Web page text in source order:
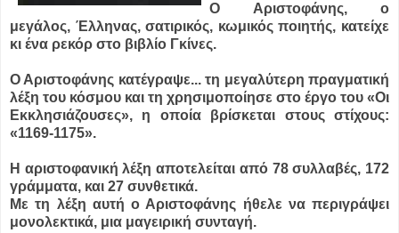
Ο Αριστοφάνης, ο
μεγάλος, Έλληνας, σατιρικός, κωμικός ποιητής, κατείχε
κι ένα ρεκόρ στο βιβλίο Γκίνες.
Ο Αριστοφάνης κατέγραψε...τη μεγαλύτερη πραγματική
λέξη του κόσμου και τη χρησιμοποίησε στο έργο του «Οι
Εκκλησιάζουσες», η οποία βρίσκεται στους στίχους:
«1169-1175».
Η αριστοφανική λέξη αποτελείται από 78 συλλαβές, 172
γράμματα, και 27 συνθετικά.
Με τη λέξη αυτή ο Αριστοφάνης ήθελε να περιγράψει
μονολεκτικά, μια μαγειρική συνταγή.